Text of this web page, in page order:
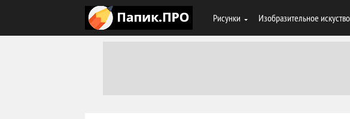
Рисунки Изобразительное искуство